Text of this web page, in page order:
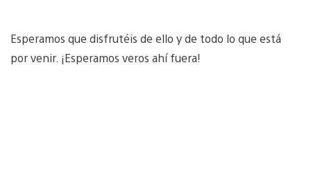
Esperamos que disfrutéis de ello y de todo lo que está
por venir. ¡Esperamos veros ahí fuera!